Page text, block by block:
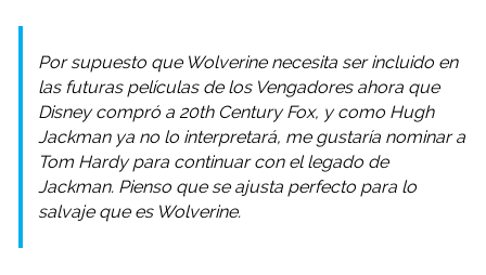
Por supuesto que Wolverine necesita ser incluido en
las futuras películas de los Vengadores ahora que
Disney compró a 20th Century Fox, y como Hugh
Jackman ya no lo interpretará, me gustaría nominar a
Tom Hardy para continuar con el legado de
Jackman. Pienso que se ajusta perfecto para lo
salvaje que es Wolverine.